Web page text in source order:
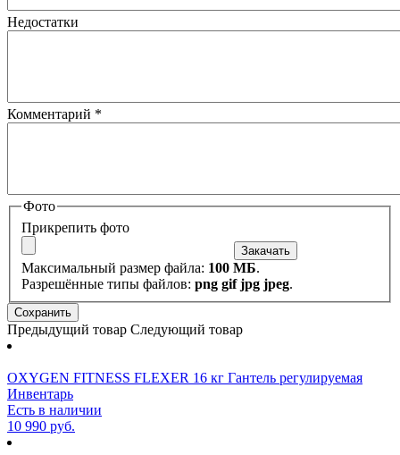
Недостатки
Комментарий *
Фото
Прикрепить фото
Максимальный размер файла: 100 МБ.
Разрешённые типы файлов: png gif jpg jpeg.
Предыдущий товар Следующий товар
OXYGEN FITNESS FLEXER 16 кг Гантель регулируемая
Инвентарь
Есть в наличии
10 990 руб.